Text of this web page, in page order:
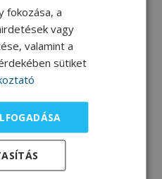
sajttal
fokozása, a
vagy
valamint a
sütiket